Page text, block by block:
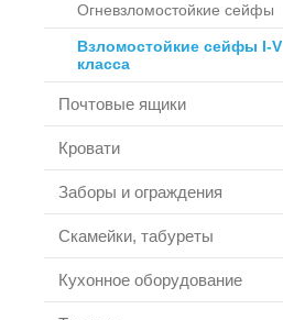
Огневзломостойкие сейфы
Взломостойкие сейфы I-V
класса
Почтовые ящики
Кровати
Заборы и ограждения
Скамейки, табуреты
Кухонное оборудование